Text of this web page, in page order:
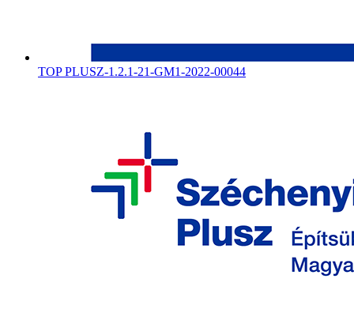
TOP PLUSZ-1.2.1-21-GM1-2022-00044